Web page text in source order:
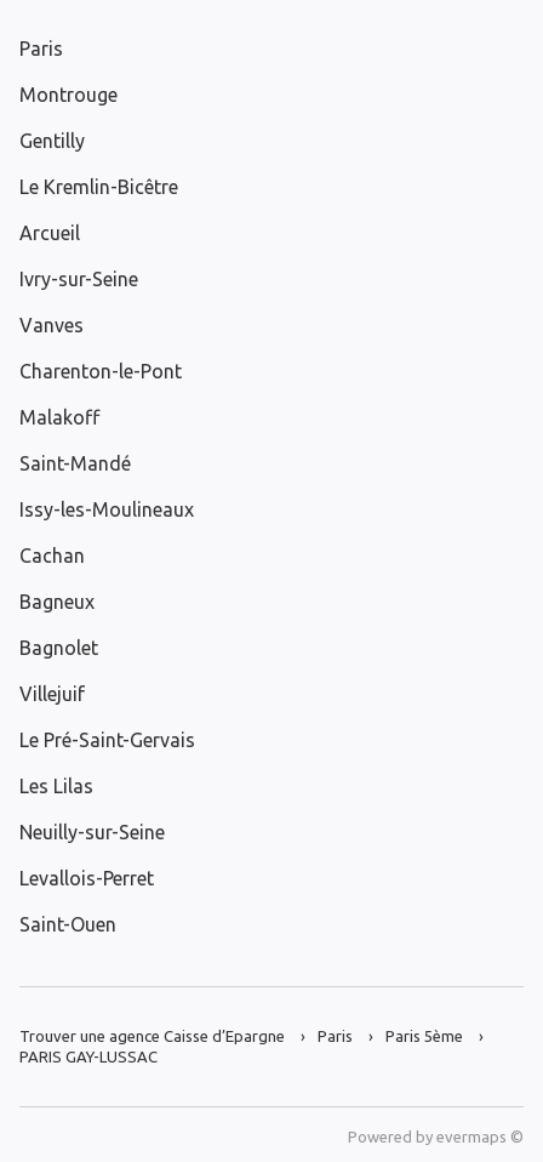
Paris
Montrouge
Gentilly
Le Kremlin-Bicêtre
Arcueil
Ivry-sur-Seine
Vanves
Charenton-le-Pont
Malakoff
Saint-Mandé
Issy-les-Moulineaux
Cachan
Bagneux
Bagnolet
Villejuif
Le Pré-Saint-Gervais
Les Lilas
Neuilly-sur-Seine
Levallois-Perret
Saint-Ouen
Trouver une agence Caisse d’Epargne Paris
Paris 5ème
PARIS GAY-LUSSAC
Powered by evermaps ©